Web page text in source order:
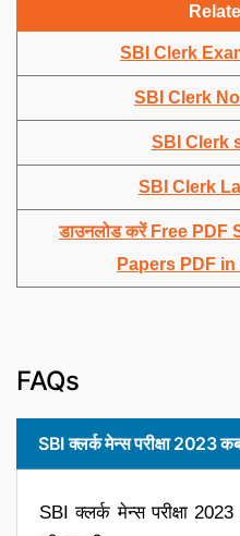
SBI Clerk
SBI Clerk
SBI Clerk
SBI Clerk
डाउनलोड करें Free
Papers PDF
FAQs
SBI क्लर्क मेन्स परीक्षा 2023
SBI क्लर्क मेन्स परीक्षा